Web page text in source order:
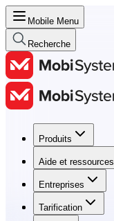
Mobile Menu
Recherche
Produits
Aide et ressources
Entreprises
Tarification
Produits
Aide et ressources
Entreprises
Tarification